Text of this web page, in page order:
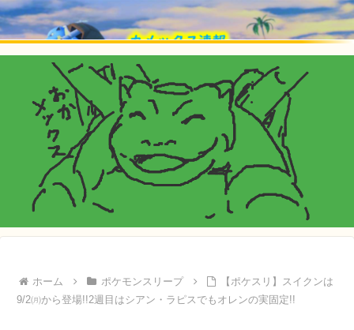
ホーム ポケモンスリープ
【ポケスリ】スイクンは
9/2㈪から登場!!2週目はシアン・ラピスでもオレンの実固定!!